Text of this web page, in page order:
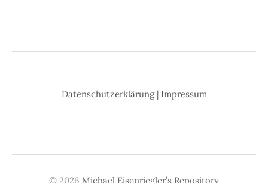
Datenschutzerklärung| Impressum
© 2026 Michael Eisenriegler’s Repository